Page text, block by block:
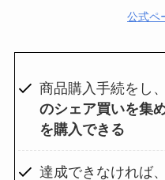
公式ペ
商品購入手続をし
のシェア買いを集
を購入できる
達成できなければ